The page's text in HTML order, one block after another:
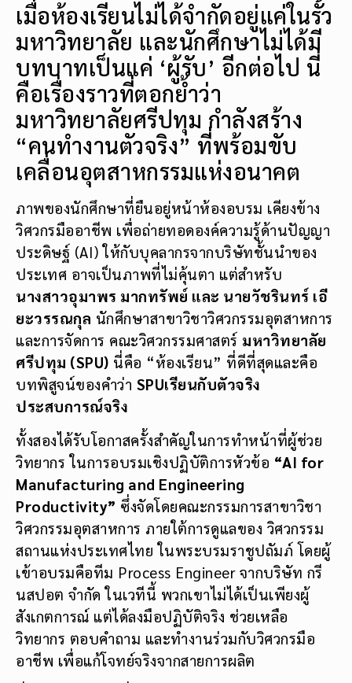
เมื่อห้องเรียนไม่ได้จำกัดอยู่แค่ในรั้ว
มหาวิทยาลัย และนักศึกษาไม่ได้มี
บทบาทเป็นแค่ ‘ผู้รับ’ อีกต่อไป นี่
คือเรื่องราวที่ตอกย้ำว่า
มหาวิทยาลัยศรีปทุม กำลังสร้าง
“คนทำงานตัวจริง” ที่พร้อมขับ
เคลื่อนอุตสาหกรรมแห่งอนาคต
ภาพของนักศึกษาที่ยืนอยู่หน้าห้องอบรม เคียงข้าง
วิศวกรมืออาชีพ เพื่อถ่ายทอดองค์ความรู้ด้านปัญญา
ประดิษฐ์ (AI) ให้กับบุคลากรจากบริษัทชั้นนำของ
ประเทศ อาจเป็นภาพที่ไม่คุ้นตา แต่สำหรับ
นางสาวอุมาพร มากทรัพย์ และ นายวัชรินทร์ เอี
ยะวรรณกุล นักศึกษาสาขาวิชาวิศวกรรมอุตสาหการ
และการจัดการ คณะวิศวกรรมศาสตร์ มหาวิทยาลัย
ศรีปทุม (SPU) นี่คือ “ห้องเรียน” ที่ดีที่สุดและคือ
บทพิสูจน์ของคำว่า SPUเรียนกับตัวจริง
ประสบการณ์จริง
ทั้งสองได้รับโอกาสครั้งสำคัญในการทำหน้าที่ผู้ช่วย
วิทยากร ในการอบรมเชิงปฏิบัติการหัวข้อ “AI for
Manufacturing and Engineering
Productivity” ซึ่งจัดโดยคณะกรรมการสาขาวิชา
วิศวกรรมอุตสาหการ ภายใต้การดูแลของ วิศวกรรม
สถานแห่งประเทศไทย ในพระบรมราชูปถัมภ์ โดยผู้
เข้าอบรมคือทีม Process Engineer จากบริษัท กรี
นสปอต จำกัด ในเวทีนี้ พวกเขาไม่ได้เป็นเพียงผู้
สังเกตการณ์ แต่ได้ลงมือปฏิบัติจริง ช่วยเหลือ
วิทยากร ตอบคำถาม และทำงานร่วมกับวิศวกรมือ
อาชีพ เพื่อแก้โจทย์จริงจากสายการผลิต